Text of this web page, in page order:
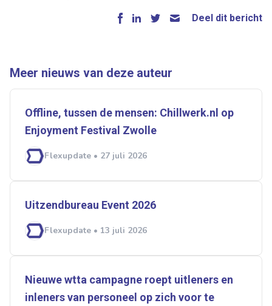
Deel dit bericht
Meer nieuws van deze auteur
Offline, tussen de mensen: Chillwerk.nl op
Enjoyment Festival Zwolle
Flexupdate • 27 juli 2026
Uitzendbureau Event 2026
Flexupdate • 13 juli 2026
Nieuwe wtta campagne roept uitleners en
inleners van personeel op zich voor te